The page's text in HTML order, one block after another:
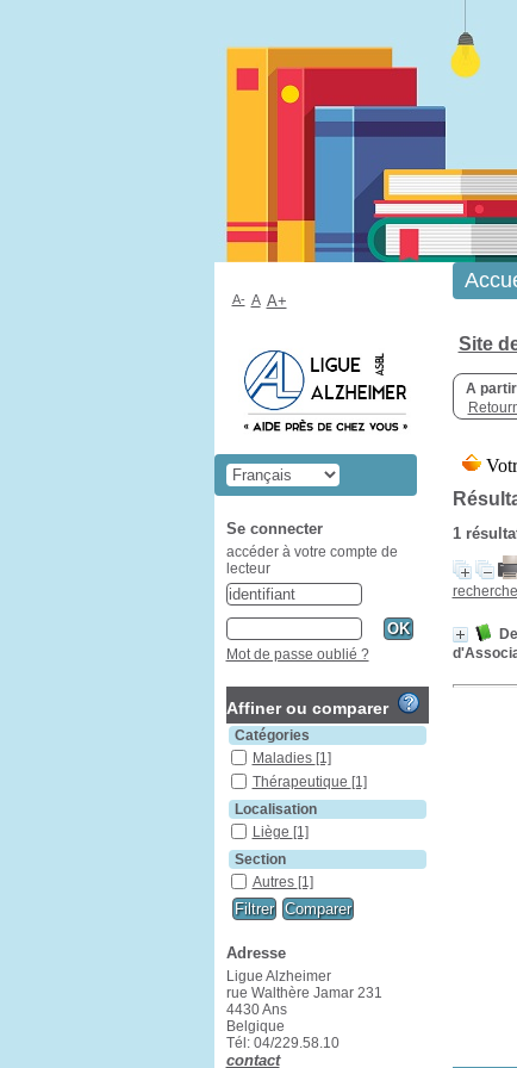
Site
A
1
recherche
A- A A+
Se connecter
accéder à votre compte de
lecteur
Mot de passe oublié ?
Affiner ou comparer
Catégories
Maladies [1]
Thérapeutique [1]
Localisation
Liège [1]
Section
Autres [1]
Adresse
Ligue Alzheimer
rue Walthère Jamar 231
4430 Ans
Belgique
Tél: 04/229.58.10
contact